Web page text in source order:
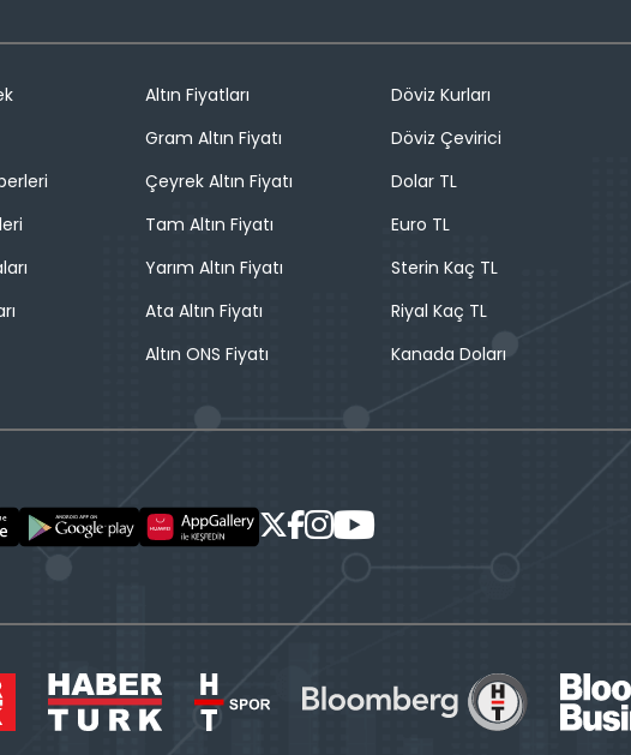
Altın Fiyatları
Gram Altın Fiyatı
Çeyrek Altın Fiyatı
Tam Altın Fiyatı
Yarım Altın Fiyatı
Ata Altın Fiyatı
Altın ONS Fiyatı
Döviz Kurları
Döviz Çevirici
Dolar TL
Euro TL
Sterin Kaç TL
Riyal Kaç TL
Kanada Doları